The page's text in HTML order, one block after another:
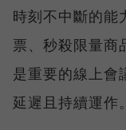
時刻不中斷的能
票、秒殺限量商
是重要的線上會
延遲且持續運作。